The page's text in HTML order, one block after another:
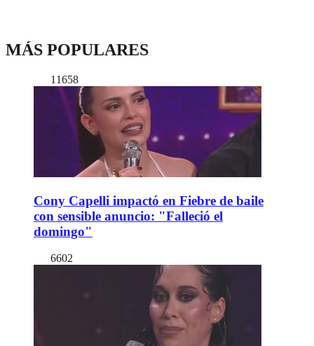
MÁS POPULARES
11658
Cony Capelli impactó en Fiebre de baile
con sensible anuncio: "Falleció el
domingo"
6602